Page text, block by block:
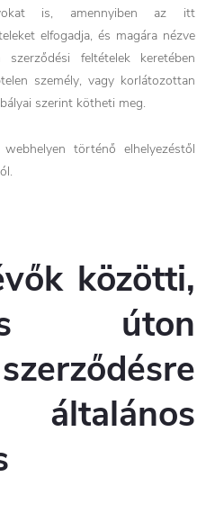
is, amennyiben az itt
elfogadja, és magára nézve
feltételek keretében
személy, vagy korlátozottan
szerint kötheti meg.
történő elhelyezéstől
közötti,
úton
általános